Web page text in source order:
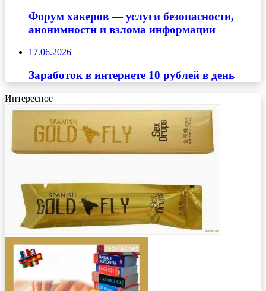
Форум хакеров — услуги безопасности,
анонимности и взлома информации
17.06.2026
Заработок в интернете 10 рублей в день
Интересное